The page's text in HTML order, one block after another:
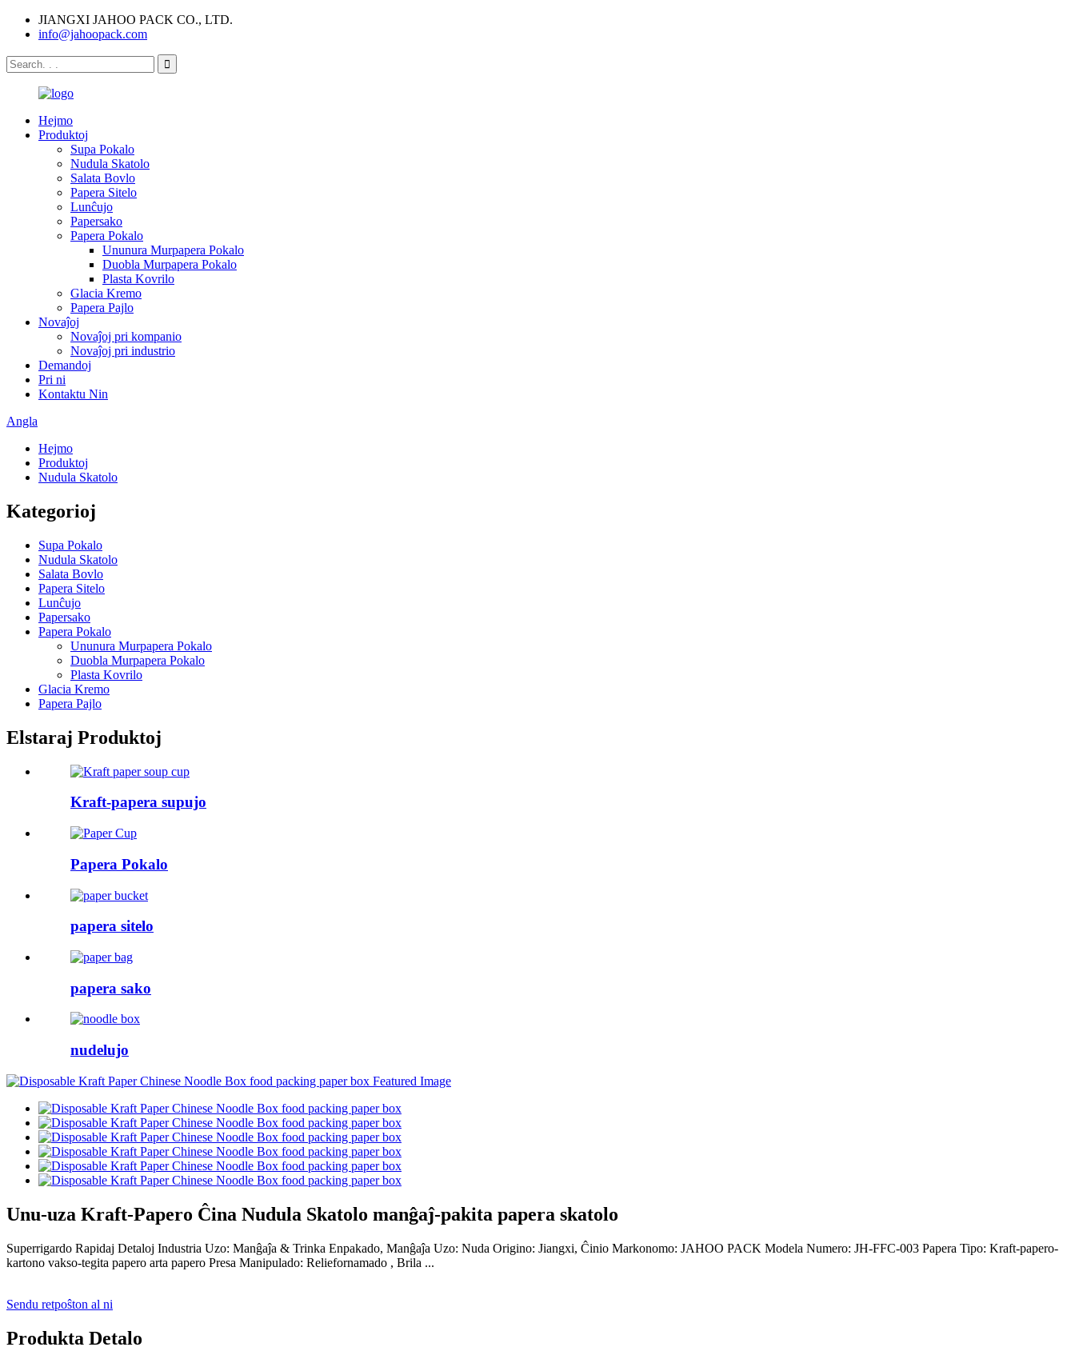
JIANGXI JAHOO PACK CO., LTD.
info@jahoopack.com
Hejmo
Produktoj
Supa Pokalo
Nudula Skatolo
Salata Bovlo
Papera Sitelo
Lunĉujo
Papersako
Papera Pokalo
Ununura Murpapera Pokalo
Duobla Murpapera Pokalo
Plasta Kovrilo
Glacia Kremo
Papera Pajlo
Novaĵoj
Novaĵoj pri kompanio
Novaĵoj pri industrio
Demandoj
Pri ni
Kontaktu Nin
Angla
Hejmo
Produktoj
Nudula Skatolo
Kategorioj
Supa Pokalo
Nudula Skatolo
Salata Bovlo
Papera Sitelo
Lunĉujo
Papersako
Papera Pokalo
Ununura Murpapera Pokalo
Duobla Murpapera Pokalo
Plasta Kovrilo
Glacia Kremo
Papera Pajlo
Elstaraj Produktoj
Kraft-papera supujo
Papera Pokalo
papera sitelo
papera sako
nudelujo
Unu-uza Kraft-Papero Ĉina Nudula Skatolo manĝaĵ-pakita papera skatolo
Superrigardo Rapidaj Detaloj Industria Uzo: Manĝaĵa & Trinka Enpakado, Manĝaĵa Uzo: Nuda Origino: Jiangxi, Ĉinio Markonomo: JAHOO PACK Modela Numero: JH-FFC-003 Papera Tipo: Kraft-papero-
kartono vakso-tegita papero arta papero Presa Manipulado: Reliefornamado , Brila ...
Sendu retpoŝton al ni
Produkta Detalo